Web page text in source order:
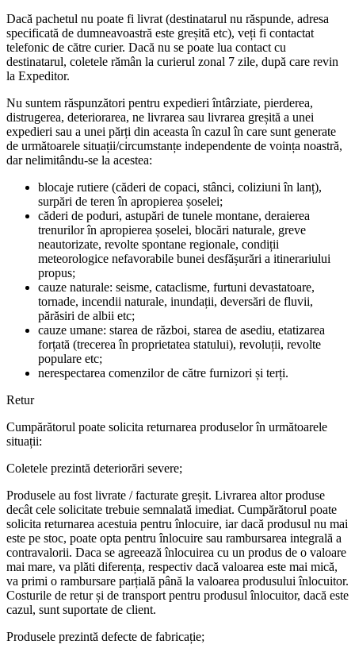
Dacă pachetul nu poate fi livrat (destinatarul nu răspunde, adresa
specificată de dumneavoastră este greșită etc), veți fi contactat
telefonic de către curier. Dacă nu se poate lua contact cu
destinatarul, coletele rămân la curierul zonal 7 zile, după care revin
la Expeditor.
Nu suntem răspunzători pentru expedieri întârziate, pierderea,
distrugerea, deteriorarea, ne livrarea sau livrarea greșită a unei
expedieri sau a unei părți din aceasta în cazul în care sunt generate
de următoarele situații/circumstanțe independente de voința noastră,
dar nelimitându-se la acestea:
blocaje rutiere (căderi de copaci, stânci, coliziuni în lanț),
surpări de teren în apropierea șoselei;
căderi de poduri, astupări de tunele montane, deraierea
trenurilor în apropierea șoselei, blocări naturale, greve
neautorizate, revolte spontane regionale, condiții
meteorologice nefavorabile bunei desfășurări a itinerariului
propus;
cauze naturale: seisme, cataclisme, furtuni devastatoare,
tornade, incendii naturale, inundații, deversări de fluvii,
părăsiri de albii etc;
cauze umane: starea de război, starea de asediu, etatizarea
forțată (trecerea în proprietatea statului), revoluții, revolte
populare etc;
nerespectarea comenzilor de către furnizori și terți.
Retur
Cumpărătorul poate solicita returnarea produselor în următoarele
situații:
Coletele prezintă deteriorări severe;
Produsele au fost livrate / facturate greșit. Livrarea altor produse
decât cele solicitate trebuie semnalată imediat. Cumpărătorul poate
solicita returnarea acestuia pentru înlocuire, iar dacă produsul nu mai
este pe stoc, poate opta pentru înlocuire sau rambursarea integrală a
contravalorii. Daca se agreează înlocuirea cu un produs de o valoare
mai mare, va plăti diferența, respectiv dacă valoarea este mai mică,
va primi o rambursare parțială până la valoarea produsului înlocuitor.
Costurile de retur și de transport pentru produsul înlocuitor, dacă este
cazul, sunt suportate de client.
Produsele prezintă defecte de fabricație;